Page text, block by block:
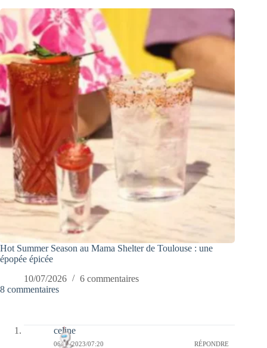
Hot Summer Season au Mama Shelter de Toulouse : une
épopée épicée
10/07/2026
6 commentaires
8 commentaires
celine
06/11/2023/07:20 RÉPONDRE